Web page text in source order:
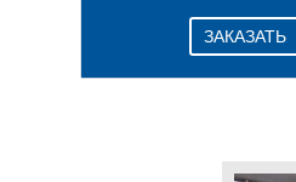
ЗАКАЗАТЬ